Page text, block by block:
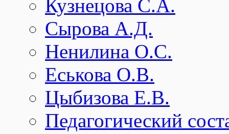
Кузнецова С.А.
Сырова А.Д.
Ненилина О.С.
Еськова О.В.
Цыбизова Е.В.
Педагогический